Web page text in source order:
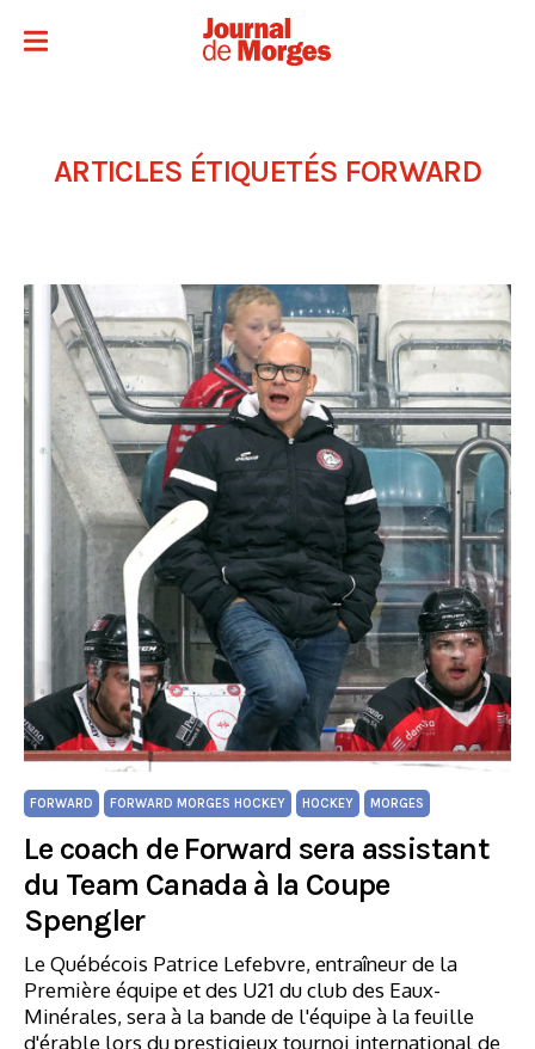
ARTICLES ÉTIQUETÉS FORWARD
FORWARD FORWARD MORGES HOCKEY HOCKEY MORGES
Le coach de Forward sera assistant
du Team Canada à la Coupe
Spengler
Le Québécois Patrice Lefebvre, entraîneur de la
Première équipe et des U21 du club des Eaux-
Minérales, sera à la bande de l'équipe à la feuille
d'érable lors du prestigieux tournoi international de